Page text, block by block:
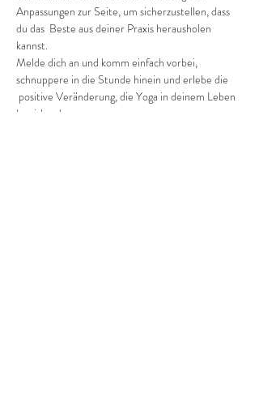
Anpassungen zur Seite, um sicherzustellen, dass
du das  Beste aus deiner Praxis herausholen
kannst.
Melde dich an und komm einfach vorbei,
schnuppere in die Stunde hinein und erlebe die
positive Veränderung, die Yoga in deinem Leben
bewirken kann.